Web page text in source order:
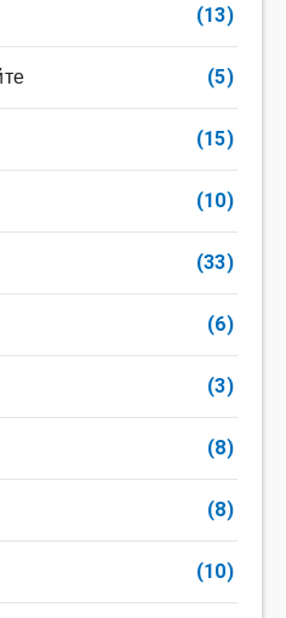
(13)
(5)
(15)
(10)
(33)
(6)
(3)
(8)
(8)
(10)